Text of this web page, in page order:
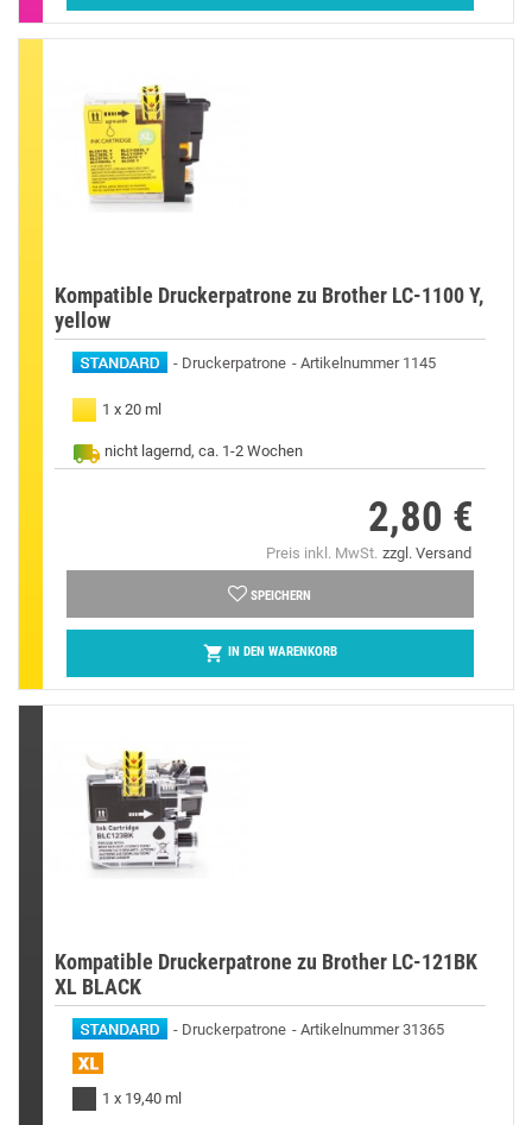
Kompatible Druckerpatrone zu Brother LC-1100 Y,
yellow
Druckerpatrone Artikelnummer 1145
1 x 20 ml
nicht lagernd, ca. 1-2 Wochen
2,80 €
Preis inkl. MwSt. zzgl. Versand
SPEICHERN
 IN DEN WARENKORB
Kompatible Druckerpatrone zu Brother LC-121BK
XL BLACK
Druckerpatrone Artikelnummer 31365
1 x 19,40 ml